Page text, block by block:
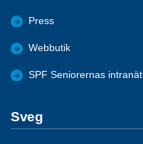
Press
Webbutik
SPF Seniorernas intranät
Sveg